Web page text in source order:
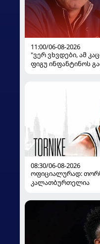
11:00/06-08-2026
"ვერ ვხვდები, ამ
ფიგუ ინფანტინოს
08:30/06-08-2026
ოფიციალურად:
კალათბურთელია